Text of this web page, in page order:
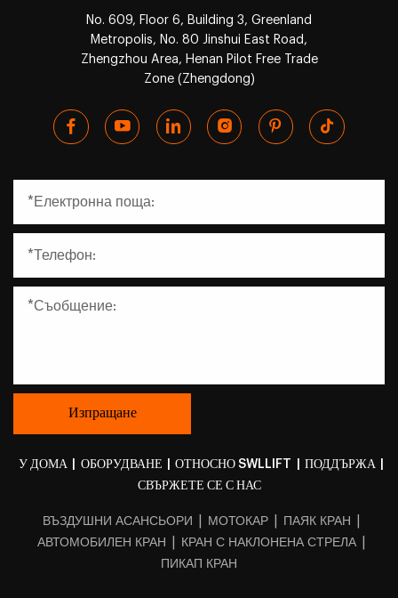
No. 609, Floor 6, Building 3, Greenland
Metropolis, No. 80 Jinshui East Road,
Zhengzhou Area, Henan Pilot Free Trade
Zone (Zhengdong)
У ДОМА ОБОРУДВАНЕ ОТНОСНО SWLLIFT ПОДДЪРЖА
СВЪРЖЕТЕ СЕ С НАС
ВЪЗДУШНИ АСАНСЬОРИ МОТОКАР ПАЯК КРАН
АВТОМОБИЛЕН КРАН КРАН С НАКЛОНЕНА СТРЕЛА
ПИКАП КРАН